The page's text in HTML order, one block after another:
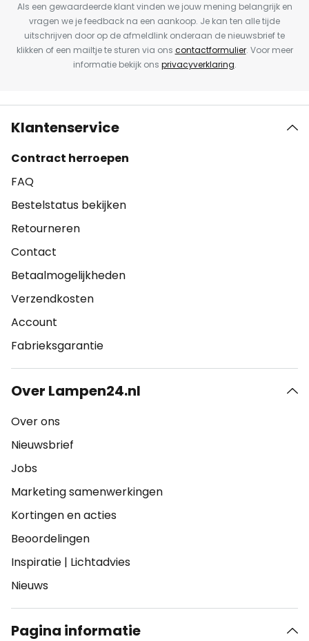
Als een gewaardeerde klant vinden we jouw mening belangrijk en
vragen we je feedback na een aankoop. Je kan ten alle tijde
uitschrijven door op de afmeldlink onderaan de nieuwsbrief te
klikken of een mailtje te sturen via ons contactformulier. Voor meer
informatie bekijk ons privacyverklaring.
Klantenservice
Contract herroepen
FAQ
Bestelstatus bekijken
Retourneren
Contact
Betaalmogelijkheden
Verzendkosten
Account
Fabrieksgarantie
Over Lampen24.nl
Over ons
Nieuwsbrief
Jobs
Marketing samenwerkingen
Kortingen en acties
Beoordelingen
Inspiratie | Lichtadvies
Nieuws
Pagina informatie